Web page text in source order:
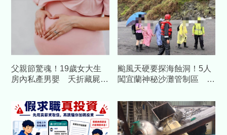
父親節驚魂！19歲女大生
房內私產男嬰 夭折藏屍
颱風天硬要探海蝕洞！5人
闖宜蘭神秘沙灘管制區 海